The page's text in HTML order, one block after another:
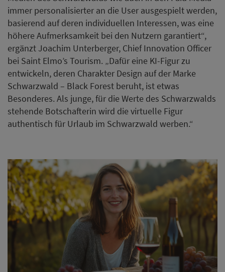
immer personalisierter an die User ausgespielt werden,
basierend auf deren individuellen Interessen, was eine
höhere Aufmerksamkeit bei den Nutzern garantiert“,
ergänzt Joachim Unterberger, Chief Innovation Officer
bei Saint Elmo’s Tourism. „Dafür eine KI-Figur zu
entwickeln, deren Charakter Design auf der Marke
Schwarzwald – Black Forest beruht, ist etwas
Besonderes. Als junge, für die Werte des Schwarzwalds
stehende Botschafterin wird die virtuelle Figur
authentisch für Urlaub im Schwarzwald werben.“